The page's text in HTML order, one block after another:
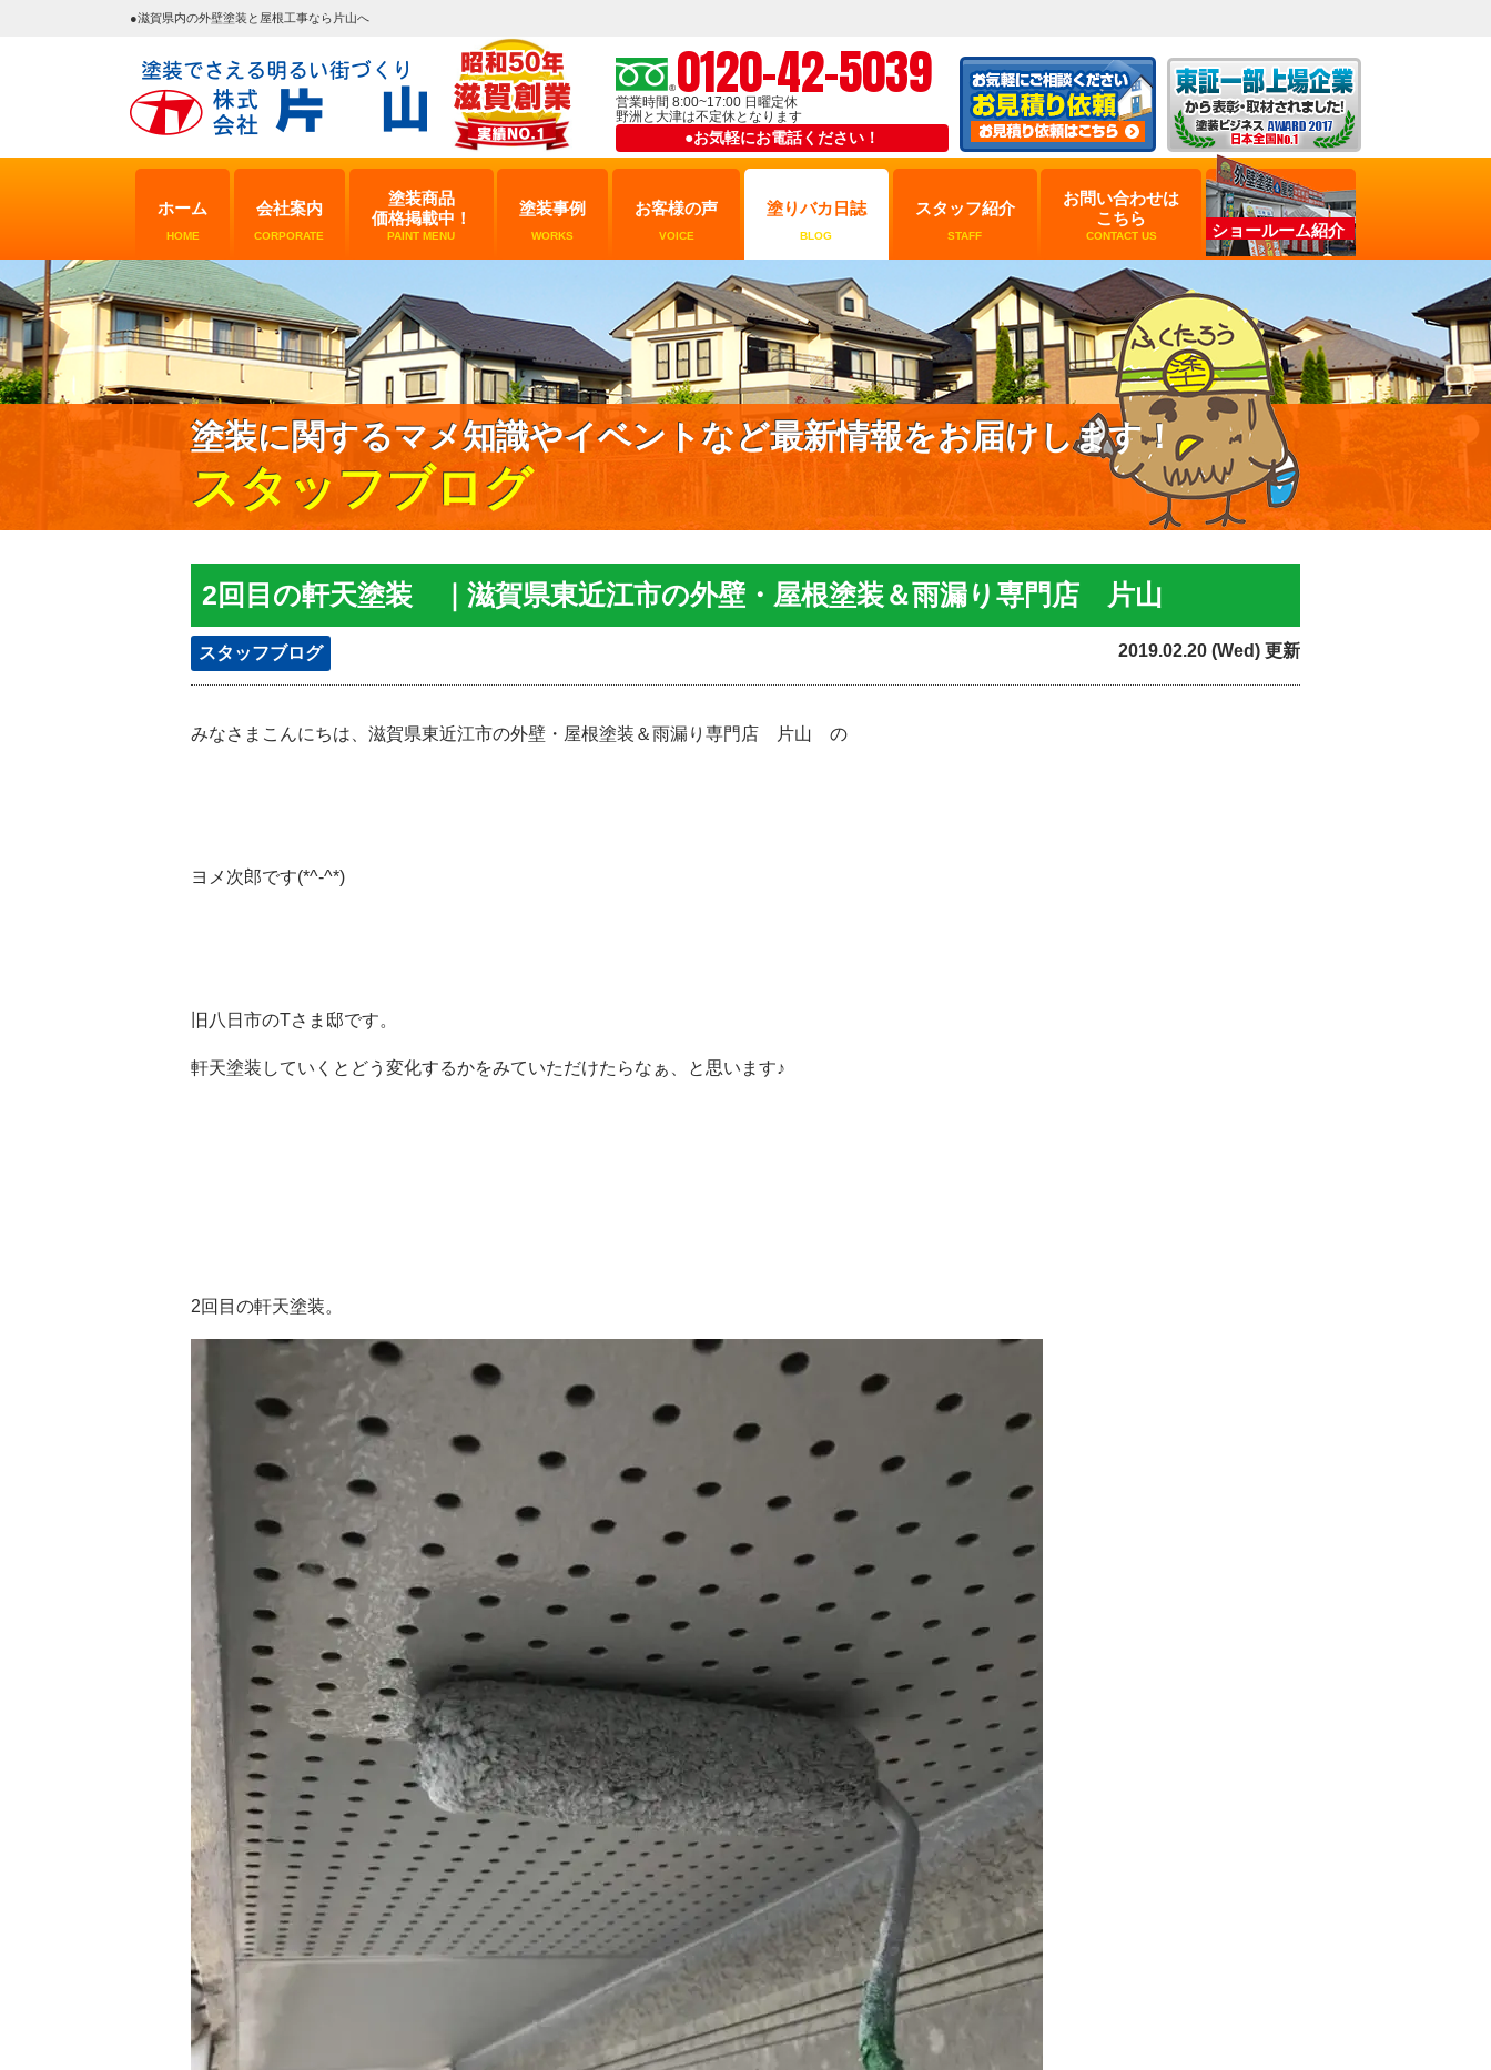
●滋賀県内の外壁塗装と屋根工事なら片山へ
0120-42-5039
営業時間 8:00~17:00 日曜定休
野洲と大津は不定休となります
●お気軽にお電話ください！
ホーム
HOME
会社案内
CORPORATE
塗装商品
価格掲載中！
PAINT MENU
塗装事例
WORKS
お客様の声
VOICE
塗りバカ日誌
BLOG
スタッフ紹介
STAFF
お問い合わせは
こちら
CONTACT US ショールーム紹介
塗装に関するマメ知識やイベントなど最新情報をお届けします！
スタッフブログ
2回目の軒天塗装 ｜滋賀県東近江市の外壁・屋根塗装＆雨漏り専門店 片山
スタッフブログ 2019.02.20 (Wed) 更新
みなさまこんにちは、滋賀県東近江市の外壁・屋根塗装＆雨漏り専門店 片山 の
ヨメ次郎です(*^-^*)
旧八日市のTさま邸です。
軒天塗装していくとどう変化するかをみていただけたらなぁ、と思います♪
2回目の軒天塗装。